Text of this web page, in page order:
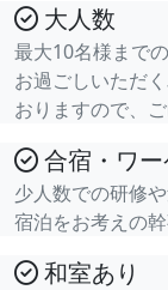
大人数
最大10名様まで
お過ごしいただ
おりますので、
合宿・ワ
少人数での研修
宿泊をお考えの
和室あり